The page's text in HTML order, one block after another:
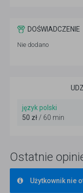
DOŚWIADCZENIE
Nie dodano
język polski
50 zł / 60 min
Ostatnie
Użytkownik nie